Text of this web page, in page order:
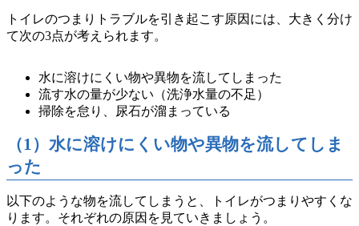
トイレのつまりトラブルを引き起こす原因には、大きく分け
て次の3点が考えられます。
水に溶けにくい物や異物を流してしまった
流す水の量が少ない（洗浄水量の不足）
掃除を怠り、尿石が溜まっている
（1）水に溶けにくい物や異物を流してしま
った
以下のような物を流してしまうと、トイレがつまりやすくな
ります。それぞれの原因を見ていきましょう。